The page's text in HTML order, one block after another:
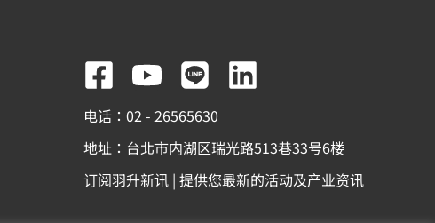
F
a
c
e
b
Y
o
u
t
u
L
i
n
e
L
n
k
e
电话：02 - 26565630
地址：台北市内湖区瑞光路513巷33号6楼
订阅羽升新讯 | 提供您最新的活动及产业资讯